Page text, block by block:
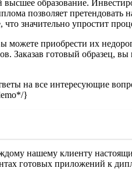
образование.
позволяет претендовать
значительно упростит
приобрести их
Заказав готовый образец,
на все интересующие
}
нашему клиенту
готовых приложений к